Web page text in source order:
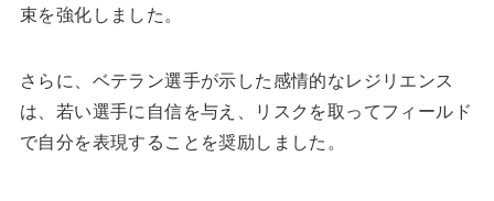
束を強化しました。
さらに、ベテラン選手が示した感情的なレジリエンス
は、若い選手に自信を与え、リスクを取ってフィールド
で自分を表現することを奨励しました。